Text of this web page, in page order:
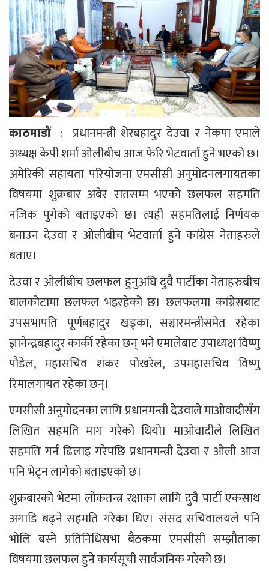
काठमाडौं: प्रधानमन्त्री शेरबहादुर देउवा र नेकपा एमाले
अध्यक्ष केपी शर्मा ओलीबीच आज फेरि भेटवार्ता हुने भएको छ।
अमेरिकी सहायता परियोजना एमसीसी अनुमोदनलगायतका
विषयमा शुक्रबार अबेर रातसम्म भएको छलफल सहमति
नजिक पुगेको बताइएको छ। त्यही सहमतिलाई निर्णयक
बनाउन देउवा र ओलीबीच भेटवार्ता हुने कांग्रेस नेताहरुले
बताए।
देउवा र ओलीबीच छलफल हुनुअघि दुवै पार्टीका नेताहरुबीच
बालकोटामा छलफल भइरहेको छ। छलफलमा कांग्रेसबाट
उपसभापति पूर्णबहादुर खड्का, सञ्चारमन्त्रीसमेत रहेका
ज्ञानेन्द्रबहादुर कार्की रहेका छन् भने एमालेबाट उपाध्यक्ष विष्णु
पौडेल, महासचिव शंकर पोखरेल, उपमहासचिव विष्णु
रिमालगायत रहेका छन्।
एमसीसी अनुमोदनका लागि प्रधानमन्त्री देउवाले माओवादीसँग
लिखित सहमति माग गरेको थियो। माओवादीले लिखित
सहमति गर्न ढिलाइ गरेपछि प्रधानमन्त्री देउवा र ओली आज
पनि भेट्न लागेको बताइएको छ।
शुक्रबारको भेटमा लोकतन्त्र रक्षाका लागि दुवै पार्टी एकसाथ
अगाडि बढ्ने सहमति गरेका थिए। संसद सचिवालयले पनि
भोलि बस्ने प्रतिनिधिसभा बैठकमा एमसीसी सम्झौताका
विषयमा छलफल हुने कार्यसूची सार्वजनिक गरेको छ।